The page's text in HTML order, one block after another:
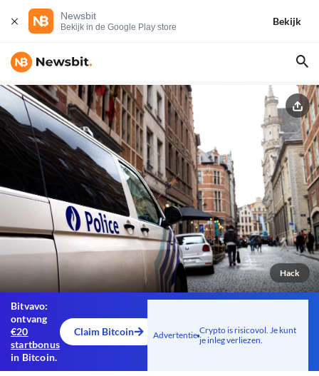
Newsbit
Bekijk in de Google Play store
Bekijk
Hack
Bitvavo:
ontvang
€20
startbonus
in Bitcoin.
Claim Bitcoin Advertentie Crypto is risicovol. Je kunt
je inleg verliezen.